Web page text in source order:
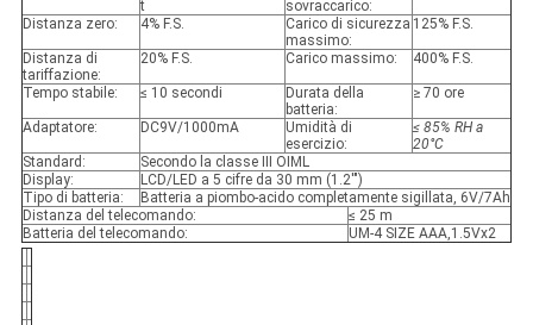
t
sovraccarico:
Distanza zero: 4% F.S.
Carico di sicurezza
massimo:
125% F.S.
Distanza di
tariffazione:
20% F.S. Carico massimo: 400% F.S.
Tempo stabile: ≤ 10 secondi
Durata della
batteria:
≥ 70 ore
Adaptatore: DC9V/1000mA
Umidità di
esercizio:
≤ 85% RH a
20°C
Standard:
Secondo la classe III OIML
Display:
LCD/LED a 5 cifre da 30 mm (1.2'")
Tipo di batteria:
Batteria a piombo-acido completamente sigillata, 6V/7Ah
Distanza del telecomando:
≤ 25 m
Batteria del telecomando:
UM-4 SIZE AAA,1.5Vx2